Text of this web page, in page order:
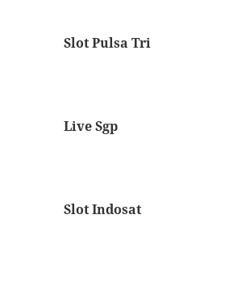
Slot Pulsa Tri
Live Sgp
Slot Indosat